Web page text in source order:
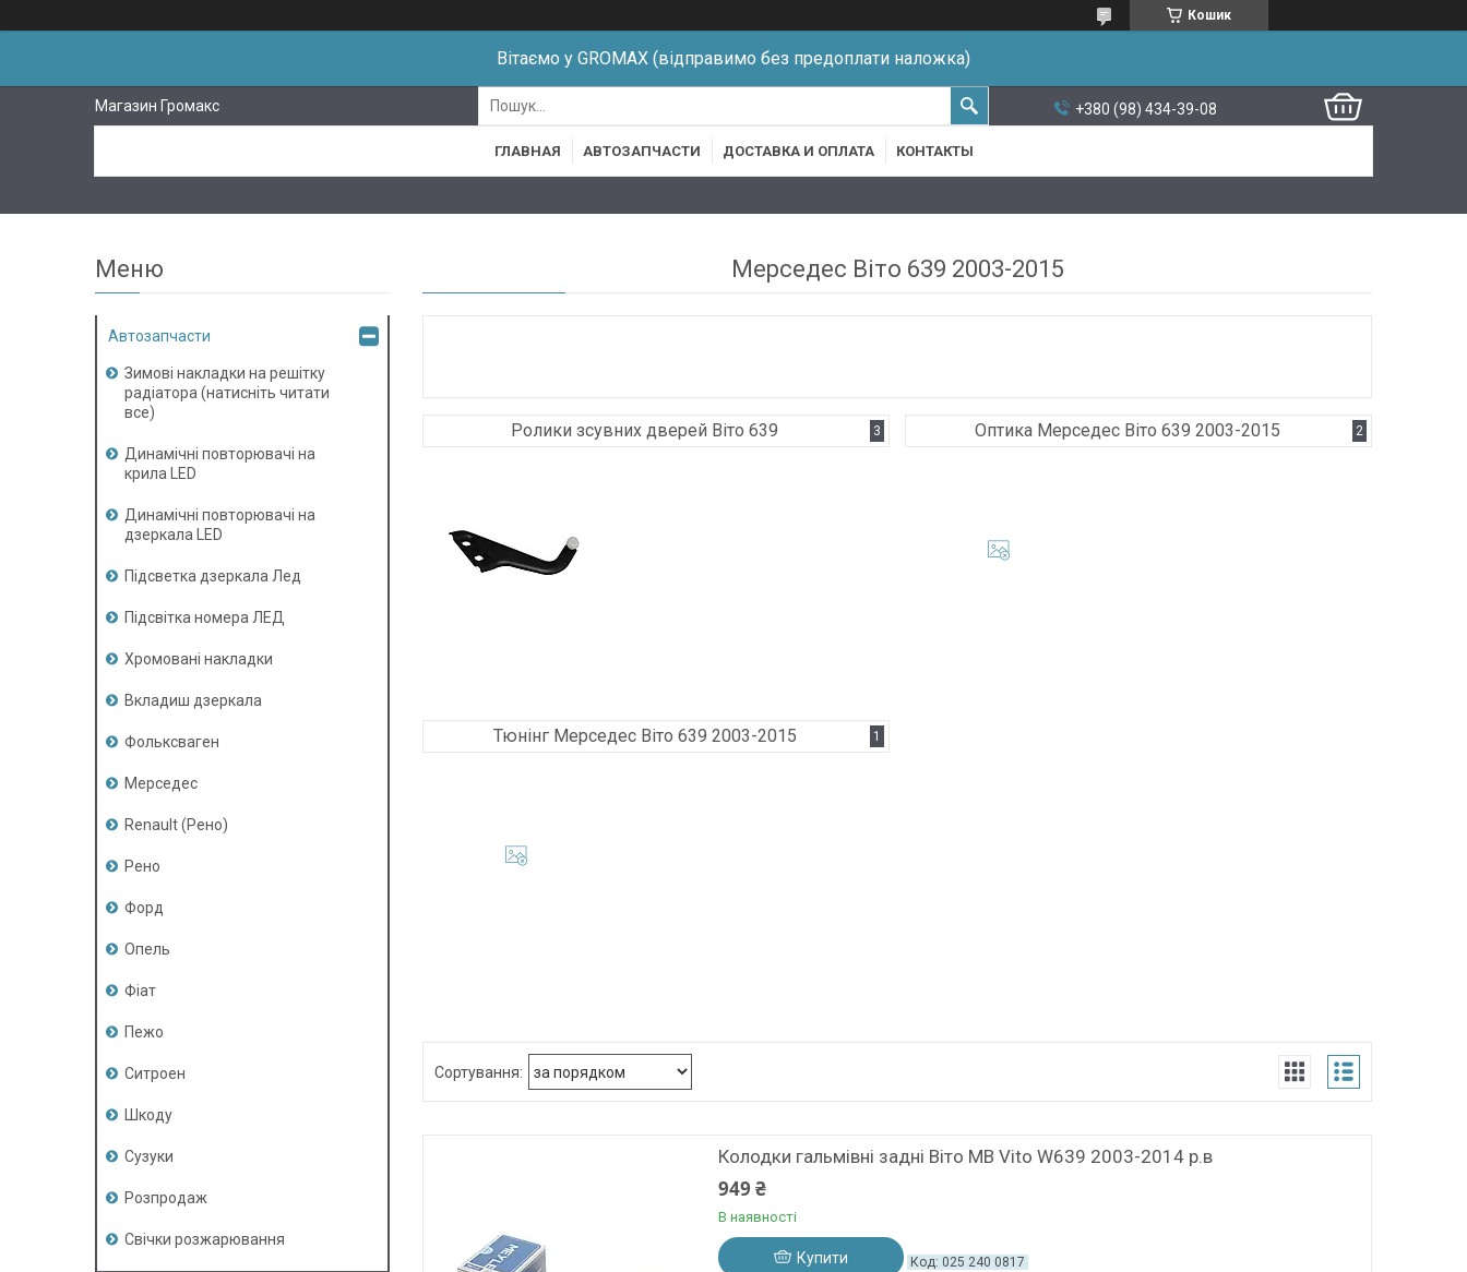
Кошик
Вітаємо у GROMAX (відправимо без предоплати наложка)
Магазин Громакс +380 (98) 434-39-08
ГЛАВНАЯ АВТОЗАПЧАСТИ ДОСТАВКА И ОПЛАТА КОНТАКТЫ
Мерседес Віто 639 2003-2015
Ролики зсувних дверей Віто 639 3 Оптика Мерседес Віто 639 2003-2015 2
Тюнінг Мерседес Віто 639 2003-2015 1
Колодки гальмівні задні Віто MB Vito W639 2003-2014 р.в
949 ₴
В наявності
Купити 025 240 0817
Автозапчасти
Зимові накладки на решітку
радіатора (натисніть читати
все)
Динамічні повторювачі на
крила LED
Динамічні повторювачі на
дзеркала LED
Підсветка дзеркала Лед
Підсвітка номера ЛЕД
Хромовані накладки
Вкладиш дзеркала
Фольксваген
Мерседес
Renault (Рено)
Рено
Форд
Опель
Фіат
Пежо
Ситроен
Шкоду
Сузуки
Розпродаж
Свічки розжарювання